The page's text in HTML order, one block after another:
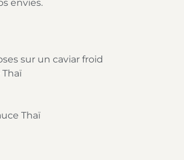
envies.
sur un caviar froid
Thaï